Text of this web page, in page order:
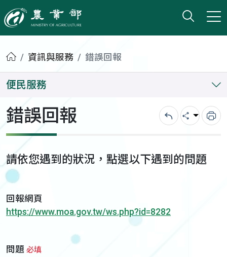
農業部
打開
小版
首頁資訊與服務 錯誤回報
便民服務
錯誤回報 回上一頁
分享 列
請依您遇到的狀況，點選以下遇到的問題
回報網頁
https://www.moa.gov.tw/ws.php?id=8282
問題 必填